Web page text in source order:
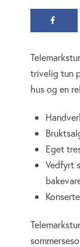
trivelig tun
hus og en
Eget
Vedfyrt